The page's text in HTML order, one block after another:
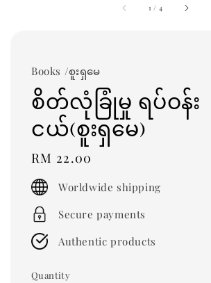
1 / 4
Books /စူးရှမေ
စိတ်လုံခြုံမှု ရပ်ဝန်း
ငယ်(စူးရှမေ)
Regular
price
RM 22.00
Worldwide shipping
Secure payments
Authentic products
Quantity